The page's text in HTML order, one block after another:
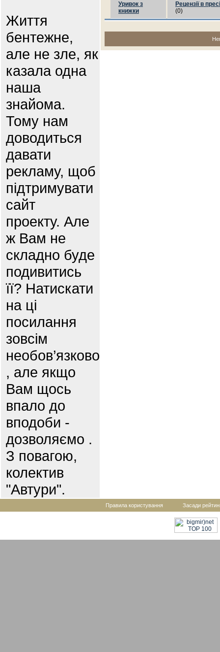
Життя
бентежне,
але не зле, як
казала одна
наша
знайома.
Тому нам
доводиться
давати
рекламу, щоб
підтримувати
сайт
проекту. Але
ж Вам не
складно буде
подивитись
її? Натискати
на ці
посилання
зовсім
необов’язково
, але якщо
Вам щось
впало до
вподоби -
дозволяємо .
З повагою,
колектив
"Автури".
Уривок з
книжки
Рецензії в пресі
(0)
Правила користування Засади